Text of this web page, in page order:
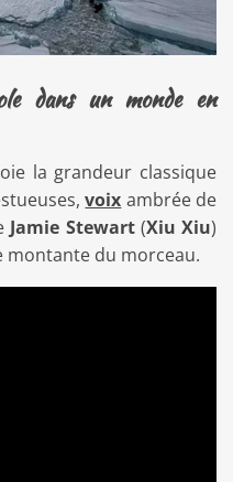
dans un monde en
la grandeur classique
voix ambrée de
Jamie Stewart(Xiu Xiu)
montante du morceau.